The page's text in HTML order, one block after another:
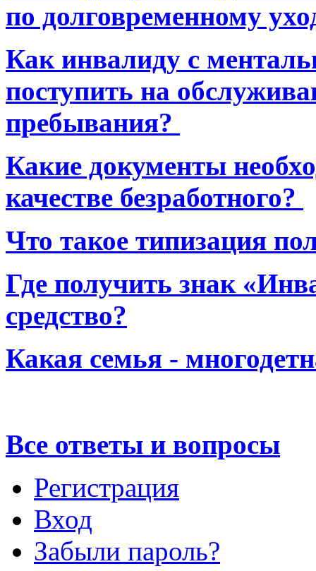
по долговременному
Как инвалиду с
поступить на
пребывания?
Какие документы
качестве безработного?
Что такое типизация
Где получить знак
средство?
Какая семья -
Все ответы и вопросы
Регистрация
Вход
Забыли пароль?